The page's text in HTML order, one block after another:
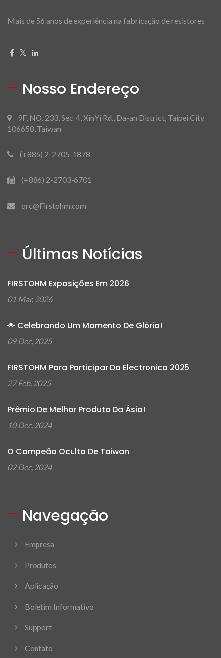
Mais de 56 anos de experiência na fabricação de resistores
Nosso Endereço
9F, NO. 233, Sec. 4, XinYi Rd., Da-an District, Taipei City
106658, Taiwan
(+886) 2-2705-1878
(+886) 2-2703-6701
qrc@Firstohm.com
Últimas Notícias
FIRSTOHM Exposições Em 2026
01 Mar, 2026
🌟 Celebrando Um Momento De Glória!
09 Dec, 2025
FIRSTOHM Para Participar Da Electronica 2025
27 Feb, 2025
Prêmio De Melhor Produto Da Ásia!
10 Dec, 2024
O Campeão Oculto De Taiwan
02 Dec, 2024
Navegação
Empresa
Produtos
Aplicação
Boletim Informativo
Support
Contato